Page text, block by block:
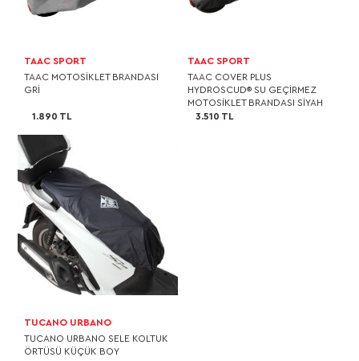
TAAC SPORT
TAAC MOTOSİKLET BRANDASI
GRİ
1.890 TL
TAAC SPORT
TAAC COVER PLUS
HYDROSCUD® SU GEÇİRMEZ
MOTOSİKLET BRANDASI SİYAH
3.510 TL
TUCANO URBANO
TUCANO URBANO SELE KOLTUK
ÖRTÜSÜ KÜÇÜK BOY